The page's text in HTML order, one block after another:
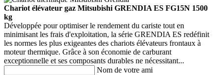
Chariot élévateur gaz Mitsubishi GRENDIA ES FG15N 1500
kg
Développée pour optimiser le rendement du cariste tout en
minimisant les frais d'exploitation, la série GRENDIA ES redéfinit
les normes les plus exigeantes des chariots élévateurs frontaux à
moteur thermique. Grâce à son économie de carburant
exceptionnelle et ses composants durables ne nécessitant...
Nom de votre ami